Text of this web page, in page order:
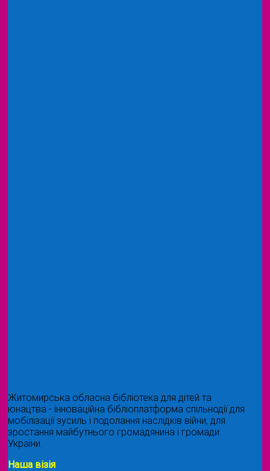
Житомирська обласна бібліотека для дітей та
юнацтва - інноваційна бібліоплатформа спільнодії для
мобілізації зусиль і подолання наслідків війни, для
зростання майбутнього громадянина і громади
України.
Наша візія